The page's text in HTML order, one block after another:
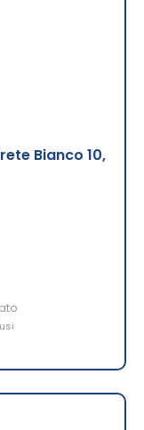
Bianco 10,